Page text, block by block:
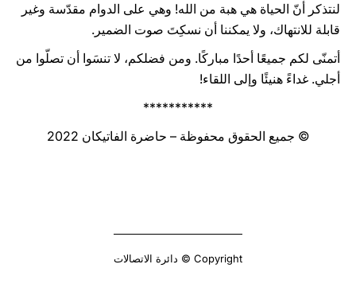
لنتذكر أنّ الحياة هي هبة من الله! وهي على الدوام مقدّسة وغير
قابلة للانتهاك، ولا يمكننا أن نسكِتَ صوت الضمير.
أتمنّى لكم جميعًا أحدًا مباركًا. ومن فضلكم، لا تنسَوا أن تصلّوا من
أجلي. غداءً هنيئًا وإلى اللقاء!
***********
© جميع الحقوق محفوظة – حاضرة الفاتيكان 2022
Copyright © دائرة الاتصالات